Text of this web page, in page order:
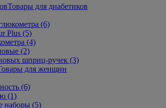
Товары для диабетиков
(6)
Plus (5)
(4)
(2)
шприц-ручек (3)
для женщин
(6)
(1)
наборы (5)